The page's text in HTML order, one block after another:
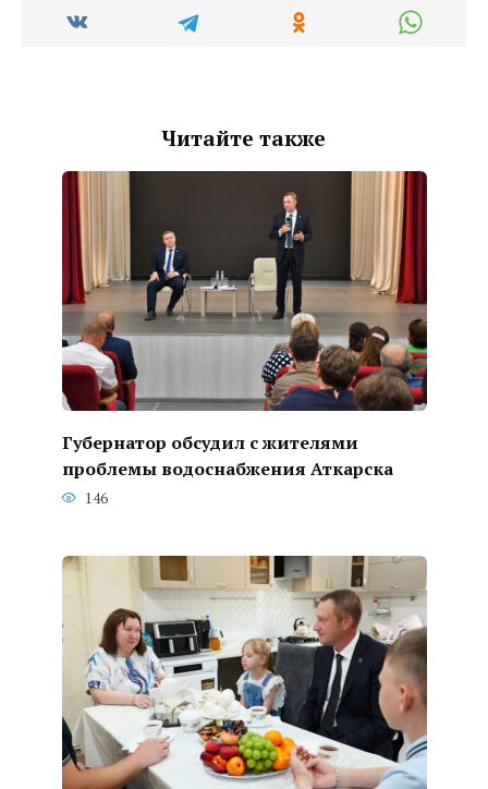
Читайте также
Губернатор обсудил с жителями
проблемы водоснабжения Аткарска
146